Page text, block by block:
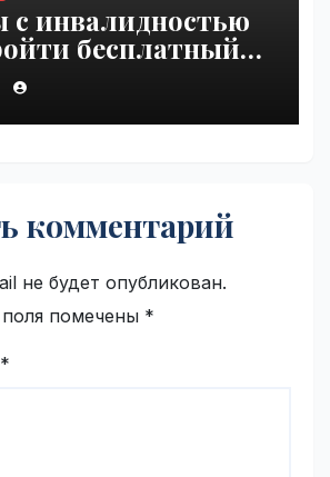
с инвалидностью
бесплатный
курс по ИИ |
комментарий
не будет опубликован.
помечены *
*